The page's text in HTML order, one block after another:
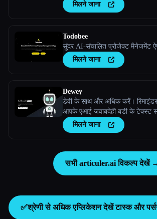
मिलने जाना
Todobee
सुंदर AI-संचालित प्रोजेक्ट मैनेजमेंट
मिलने जाना
Dewey
डेवी के साथ और अधिक करें।
आपके एआई जवाबदेही बडी के टेक्स्ट
मिलने जाना
सभी articuler.ai विकल्प देखें
✅श्रेणी से अधिक एप्लिकेशन देखेंटास्क और